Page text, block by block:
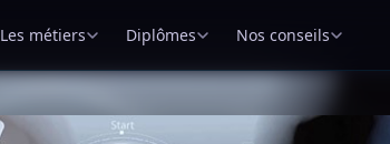
Les métiers Diplômes Nos conseils